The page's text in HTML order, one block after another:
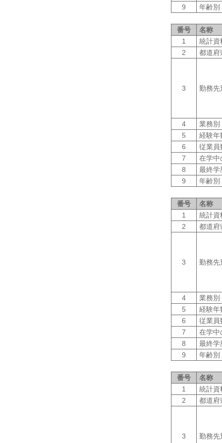
9
年齢
番号
名称
1
統計資
2
都道
3 勤務
4
業務
5
経験
6
従業
7
在学
8
最終
9
年齢
番号
名称
1
統計資
2
都道
3 勤務
4
業務
5
経験
6
従業
7
在学
8
最終
9
年齢
番号
名称
1
統計資
2
都道
3 勤務